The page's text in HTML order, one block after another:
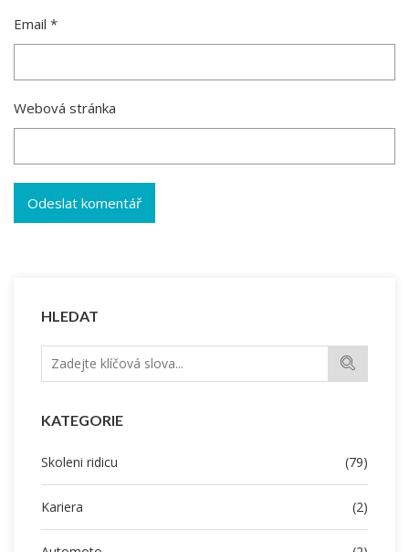
HLEDAT
KATEGORIE
Skoleni ridicu (79)
Kariera (2)
Email *
Webová stránka